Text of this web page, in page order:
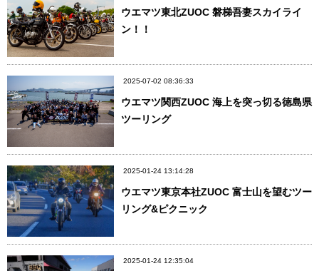
ウエマツ東北ZUOC 磐梯吾妻スカイライ
ン！！
2025-07-02 08:36:33
ウエマツ関西ZUOC 海上を突っ切る徳島県
ツーリング
2025-01-24 13:14:28
ウエマツ東京本社ZUOC 富士山を望むツー
リング&ピクニック
2025-01-24 12:35:04